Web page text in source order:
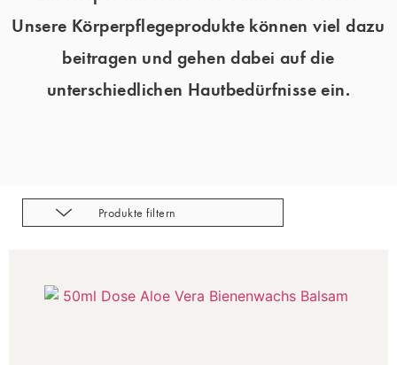
Unsere Körperpflegeprodukte können viel dazu
beitragen und gehen dabei auf die
unterschiedlichen Hautbedürfnisse ein.
Produkte filtern